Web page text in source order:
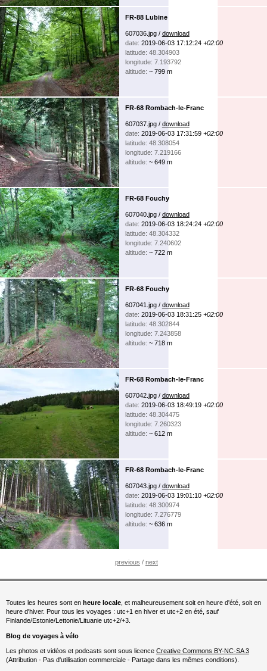
FR-88 Lubine
607036.jpg / download
date: 2019-06-03 17:12:24 +02:00
latitude: 48.304903
longitude: 7.193792
altitude: ~ 799 m
FR-68 Rombach-le-Franc
607037.jpg / download
date: 2019-06-03 17:31:59 +02:00
latitude: 48.308054
longitude: 7.219166
altitude: ~ 649 m
FR-68 Fouchy
607040.jpg / download
date: 2019-06-03 18:24:24 +02:00
latitude: 48.304332
longitude: 7.240602
altitude: ~ 722 m
FR-68 Fouchy
607041.jpg / download
date: 2019-06-03 18:31:25 +02:00
latitude: 48.302844
longitude: 7.243858
altitude: ~ 718 m
FR-68 Rombach-le-Franc
607042.jpg / download
date: 2019-06-03 18:49:19 +02:00
latitude: 48.304475
longitude: 7.260323
altitude: ~ 612 m
FR-68 Rombach-le-Franc
607043.jpg / download
date: 2019-06-03 19:01:10 +02:00
latitude: 48.300974
longitude: 7.276779
altitude: ~ 636 m
previous / next
Toutes les heures sont en heure locale, et malheureusement soit en heure d'été, soit en
heure d'hiver. Pour tous les voyages : utc+1 en hiver et utc+2 en été, sauf
Finlande/Estonie/Lettonie/Lituanie utc+2/+3.
Blog de voyages à vélo
Les photos et vidéos et podcasts sont sous licence Creative Commons BY-NC-SA 3
(Attribution - Pas d'utilisation commerciale - Partage dans les mêmes conditions).